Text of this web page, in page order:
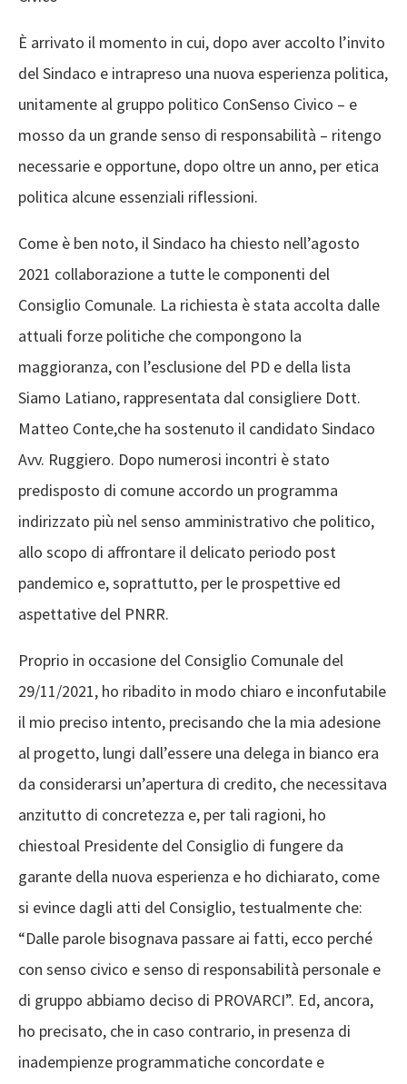
È arrivato il momento in cui, dopo aver accolto l’invito
del Sindaco e intrapreso una nuova esperienza politica,
unitamente al gruppo politico ConSenso Civico – e
mosso da un grande senso di responsabilità – ritengo
necessarie e opportune, dopo oltre un anno, per etica
politica alcune essenziali riflessioni.
Come è ben noto, il Sindaco ha chiesto nell’agosto
2021 collaborazione a tutte le componenti del
Consiglio Comunale. La richiesta è stata accolta dalle
attuali forze politiche che compongono la
maggioranza, con l’esclusione del PD e della lista
Siamo Latiano, rappresentata dal consigliere Dott.
Matteo Conte,che ha sostenuto il candidato Sindaco
Avv. Ruggiero. Dopo numerosi incontri è stato
predisposto di comune accordo un programma
indirizzato più nel senso amministrativo che politico,
allo scopo di affrontare il delicato periodo post
pandemico e, soprattutto, per le prospettive ed
aspettative del PNRR.
Proprio in occasione del Consiglio Comunale del
29/11/2021, ho ribadito in modo chiaro e inconfutabile
il mio preciso intento, precisando che la mia adesione
al progetto, lungi dall’essere una delega in bianco era
da considerarsi un’apertura di credito, che necessitava
anzitutto di concretezza e, per tali ragioni, ho
chiestoal Presidente del Consiglio di fungere da
garante della nuova esperienza e ho dichiarato, come
si evince dagli atti del Consiglio, testualmente che:
“Dalle parole bisognava passare ai fatti, ecco perché
con senso civico esenso di responsabilità personale e
di gruppo abbiamo deciso di PROVARCI”. Ed, ancora,
ho precisato, che in caso contrario, in presenza di
inadempienze programmatiche concordate e